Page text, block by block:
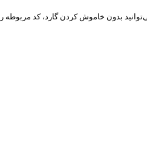
بدون خاموش کردن گارد، کد